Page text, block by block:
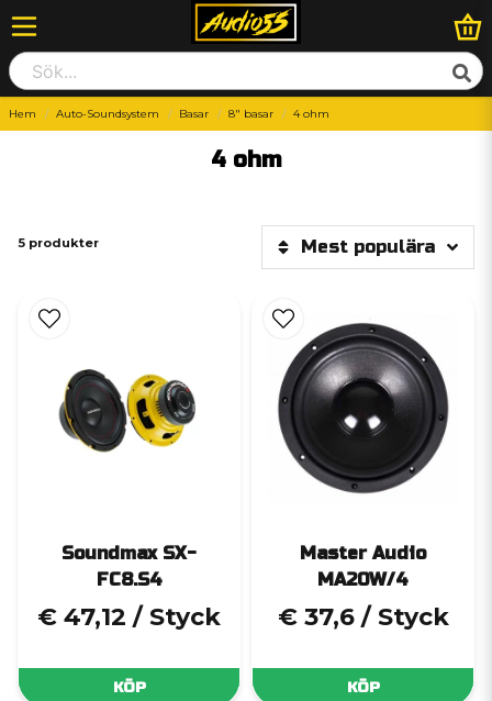
Hem Auto-Soundsystem Basar 8" basar 4 ohm
4 ohm
5 produkter Mest populära
Soundmax SX-
FC8.S4
€ 47,12 / Styck
KÖP
Master Audio
MA20W/4
€ 37,6 / Styck
KÖP